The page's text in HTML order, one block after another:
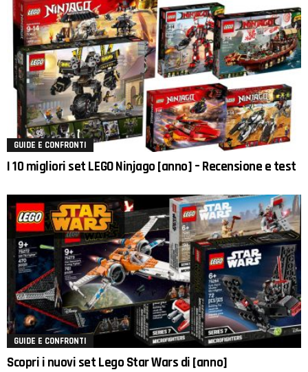
GUIDE E CONFRONTI
I 10 migliori set LEGO Ninjago [anno] – Recensione e test
GUIDE E CONFRONTI
Scopri i nuovi set Lego Star Wars di [anno]